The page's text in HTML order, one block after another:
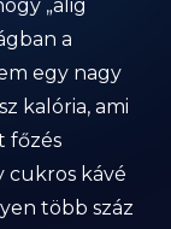
„alig
a
egy nagy
kalória, ami
főzés
cukros kávé
több száz